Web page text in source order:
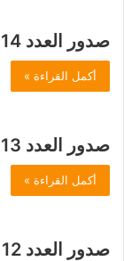
صدور العدد 14 من جريدة NÛJEN التجديد
أكمل القراءة »
صدور العدد 13 من جريدة NÛJEN التجديد
أكمل القراءة »
صدور العدد 12 من جريدة NÛJEN التجديد